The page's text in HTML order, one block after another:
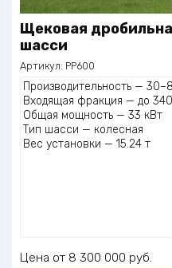
Щековая
шасси
Артикул: PP600
Производительность —
Входящая фракция — до
Общая мощность — 33 кВт
Тип шасси — колесная
Вес установки — 15.24 т
Цена 8 300 000 руб.